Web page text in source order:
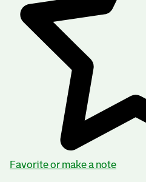
Favorite or make a note